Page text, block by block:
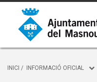
INICI / INFORMACIÓ OFICIAL